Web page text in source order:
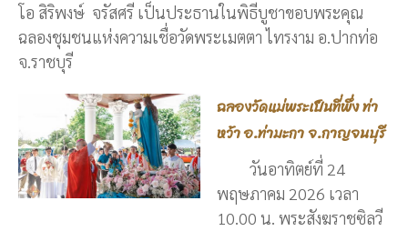
โอ สิริพงษ์ จรัสศรี เป็นประธานในพิธีบูชาขอบพระคุณ
ฉลองชุมชนแห่งความเชื่อวัดพระเมตตา ไทรงาม อ.ปากท่อ
จ.ราชบุรี
ฉลองวัดแม่พระเป็นที่พึ่ง ท่า
หว้า อ.ท่ามะกา จ.กาญจนบุรี
วันอาทิตย์ที่ 24
พฤษภาคม 2026 เวลา
10.00 น. พระสังฆราชซิลวี